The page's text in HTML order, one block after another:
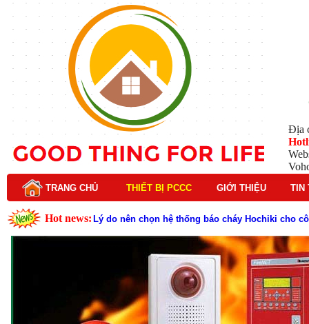
Địa
TRANG CHỦ THIẾT BỊ PCCC GIỚI THIỆU TIN
Hot news: Lý do nên chọn hệ thống báo cháy Hochiki cho
Cấu tạo và nguyên lý hoạt động của báo cháy
Tìm hiểu chi tiết về hệ thống báo cháy Horing
Các loại thang dây thoát hiểm phổ biến trên thị
Thang dây thoát hiểm có tác dụng gì trong tình
Cấu tạo đầu phun chữa cháy trong hệ thống
Kim thu sét là gì? Cấu tạo, nguyên lý hoạt động
Đầu phun chữa cháy là gì và nguyên lý hoạt động
Đầu phun chữa cháy là gì ? Tìm hiểu chi tiết từ A-